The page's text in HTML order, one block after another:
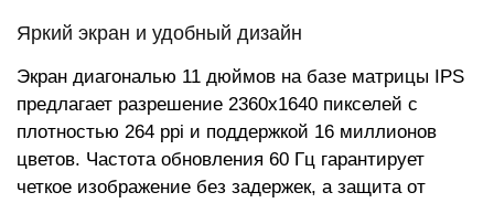
Яркий экран и удобный дизайн
Экран диагональю 11 дюймов на базе матрицы IPS
предлагает разрешение 2360x1640 пикселей с
плотностью 264 ppi и поддержкой 16 миллионов
цветов. Частота обновления 60 Гц гарантирует
четкое изображение без задержек, а защита от